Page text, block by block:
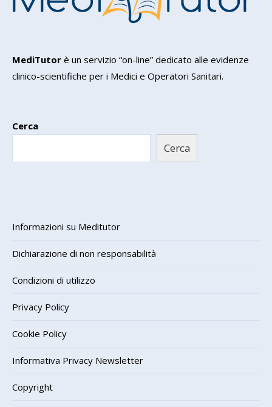
MediTutor è un servizio “on-line” dedicato alle evidenze
clinico-scientifiche per i Medici e Operatori Sanitari.
Cerca
Cerca
Informazioni su Meditutor
Dichiarazione di non responsabilità
Condizioni di utilizzo
Privacy Policy
Cookie Policy
Informativa Privacy Newsletter
Copyright